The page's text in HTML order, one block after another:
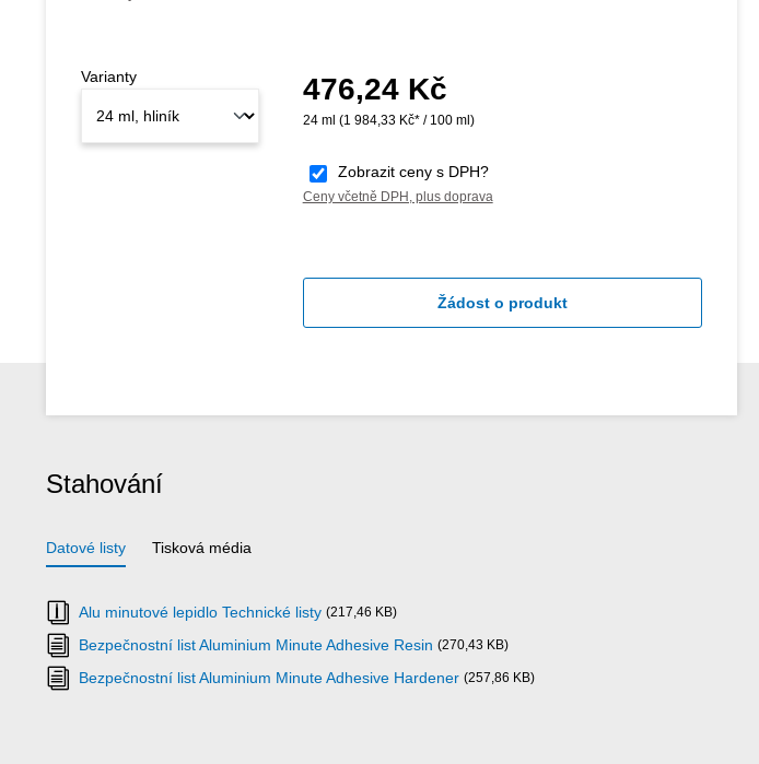
Běžná cena:
476,24 Kč
24 ml (1 984,33 Kč* / 100 ml)
Zobrazit ceny s DPH?
Ceny včetně DPH, plus doprava
Varianty
Žádost o produkt
Stahování
Datové listy Tisková média
Alu minutové lepidlo Technické listy (217,46 KB)
Bezpečnostní list Aluminium Minute Adhesive Resin (270,43 KB)
Bezpečnostní list Aluminium Minute Adhesive Hardener (257,86 KB)